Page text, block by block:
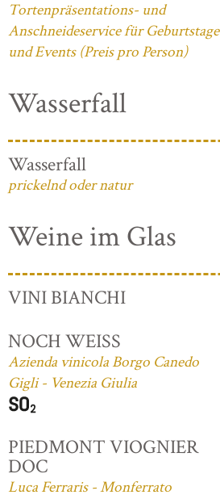
Tortenpräsentations- und
Anschneideservice für Geburtstage
und Events (Preis pro Person)
Wasserfall
Wasserfall
prickelnd oder natur
Weine im Glas
VINI BIANCHI
NOCH WEISS
Azienda vinicola Borgo Canedo
Gigli - Venezia Giulia
PIEDMONT VIOGNIER
DOC
Luca Ferraris - Monferrato